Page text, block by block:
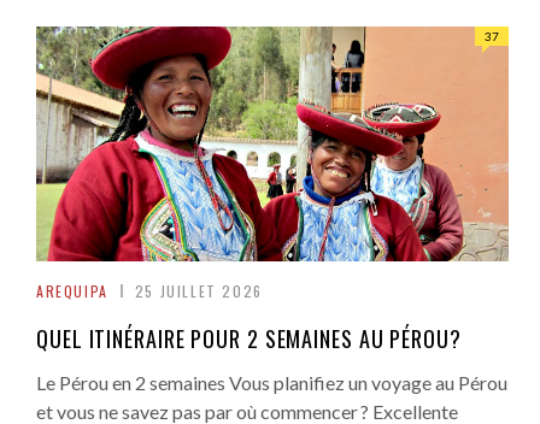
37
AREQUIPA 25 JUILLET 2026
QUEL ITINÉRAIRE POUR 2 SEMAINES AU PÉROU?
Le Pérou en 2 semaines Vous planifiez un voyage au Pérou
et vous ne savez pas par où commencer ? Excellente